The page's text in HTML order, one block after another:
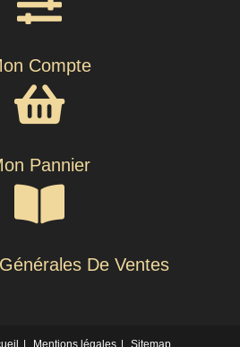
Compte
Pannier
De Ventes
Mentions légales Sitemap